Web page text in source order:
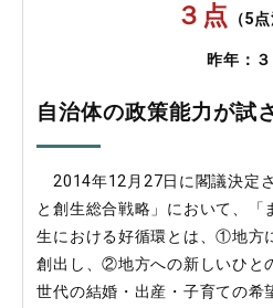
３点 （5
昨年：
自治体の政策能力が試
2014年12月27日に閣議決定
と創生総合戦略」において、「
生における好循環とは、①地方
創出し、②地方への新しいひと
世代の結婚・出産・子育ての